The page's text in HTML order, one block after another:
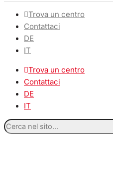
Trova un centro
Contattaci
DE
IT
Trova un centro
Contattaci
DE
IT
Cerca
nel